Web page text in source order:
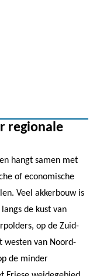
regionale
hangt samen met
of economische
Veel akkerbouw is
de kust van
op de Zuid-
westen van Noord-
de minder